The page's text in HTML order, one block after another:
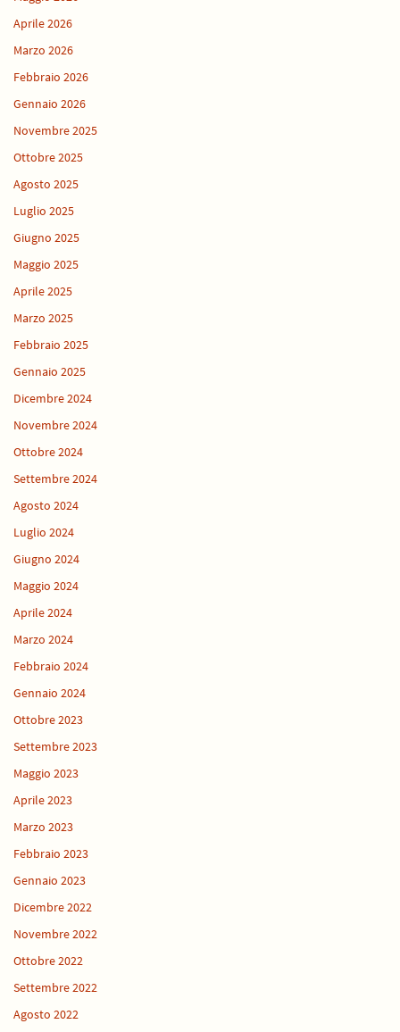
Aprile 2026
Marzo 2026
Febbraio 2026
Gennaio 2026
Novembre 2025
Ottobre 2025
Agosto 2025
Luglio 2025
Giugno 2025
Maggio 2025
Aprile 2025
Marzo 2025
Febbraio 2025
Gennaio 2025
Dicembre 2024
Novembre 2024
Ottobre 2024
Settembre 2024
Agosto 2024
Luglio 2024
Giugno 2024
Maggio 2024
Aprile 2024
Marzo 2024
Febbraio 2024
Gennaio 2024
Ottobre 2023
Settembre 2023
Maggio 2023
Aprile 2023
Marzo 2023
Febbraio 2023
Gennaio 2023
Dicembre 2022
Novembre 2022
Ottobre 2022
Settembre 2022
Agosto 2022